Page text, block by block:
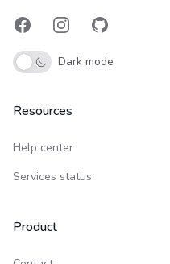
FacebookInstagramGitHub
Dark mode
Resources
Help center
Services status
Product